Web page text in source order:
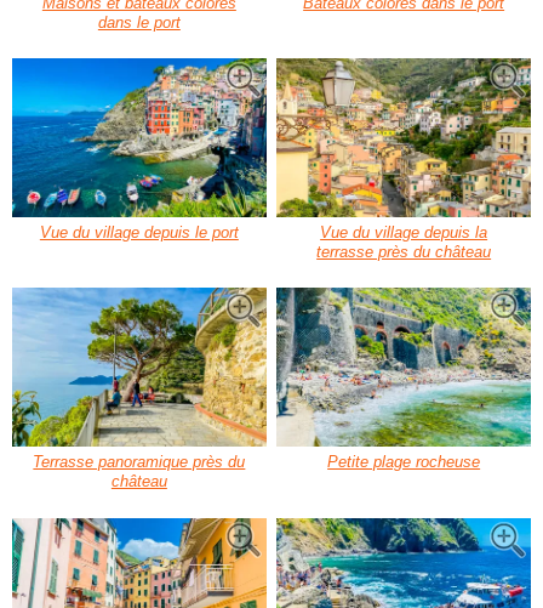
dans le port
Vue du village depuis le port
Vue du village depuis la
terrasse près du château
Terrasse panoramique près du
château
Petite plage rocheuse